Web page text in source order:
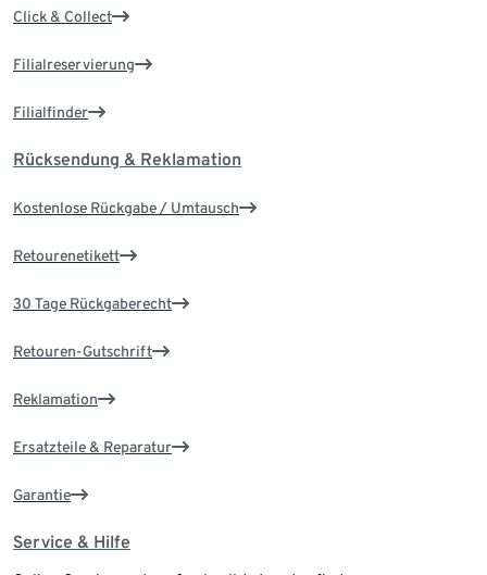
Click & Collect
Filialreservierung
Filialfinder
Rücksendung & Reklamation
Kostenlose Rückgabe / Umtausch
Retourenetikett
30 Tage Rückgaberecht
Retouren-Gutschrift
Reklamation
Ersatzteile & Reparatur
Garantie
Service & Hilfe